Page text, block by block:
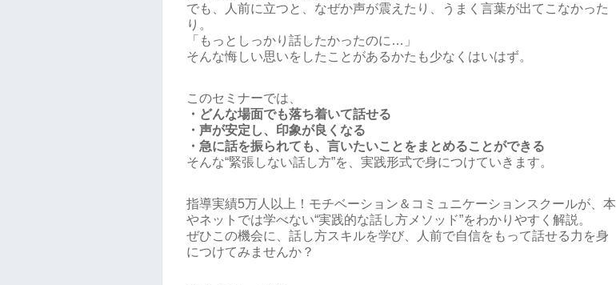
でも、人前に立つと、なぜか声が震えたり、うまく言葉が出てこなかった
り。
「もっとしっかり話したかったのに…」
そんな悔しい思いをしたことがあるかたも少なくはいはず。
このセミナーでは、
・どんな場面でも落ち着いて話せる
・声が安定し、印象が良くなる
・急に話を振られても、言いたいことをまとめることができる
そんな“緊張しない話し方”を、実践形式で身につけていきます。
指導実績5万人以上！モチベーション＆コミュニケーションスクールが、本
やネットでは学べない“実践的な話し方メソッド”をわかりやすく解説。
ぜひこの機会に、話し方スキルを学び、人前で自信をもって話せる力を身
につけてみませんか？